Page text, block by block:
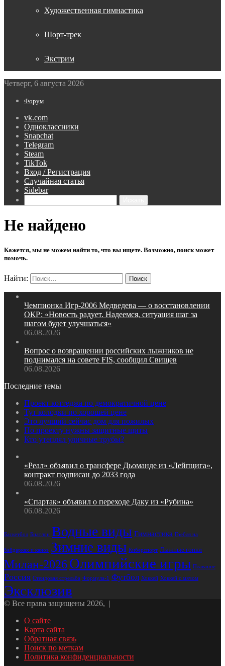
Художественная гимнастика
Шорт-трек
Экстрим
Четверг, 6 августа 2026
Форум
vk.com
Одноклассники
Snapchat
Telegram
Steam
TikTok
Вход / Регистрация
Случайная статья
Sidebar
Не найдено
Кажется, мы не можем найти то, что вы ищете. Возможно, поиск может
помочь.
Найти:
Чемпионка Игр‑2006 Медведева — о восстановлении
ОКР: «Новость радует. Надеемся, ситуация шаг за
шагом будет улучшаться»
06.08.2026
Вопрос о возвращении российских лыжников не
поднимался на совете FIS, сообщил Свищев
06.08.2026
Последние темы
Проект коттеджа по демократичной цене
Тут колодки по хорошей цене
Это лучший сейчас дом для пожилых
По проекту нужны защитные щиты
Кто утеплял уличные трубы?
«Реал» объявил о трансфере Дьоманде из «Лейпцига»,
контракт подписан до 2033 года
06.08.2026
«Спартак» объявил о переходе Даку из «Рубина»
06.08.2026
Баскетбол Биатлон Водные виды Гимнастика Гребля на
байдарках и каноэ Зимние виды Киберспорт Лыжные гонки
Милан-2026Олимпийские игры Плавание
Россия Стендовая стрельба Формула-1 Футбол Хоккей Хоккей с мячом
Эксклюзив
© Все права защищены 2026, |
О сайте
Карта сайта
Обратная связь
Поиск по меткам
Политика конфиденциальности